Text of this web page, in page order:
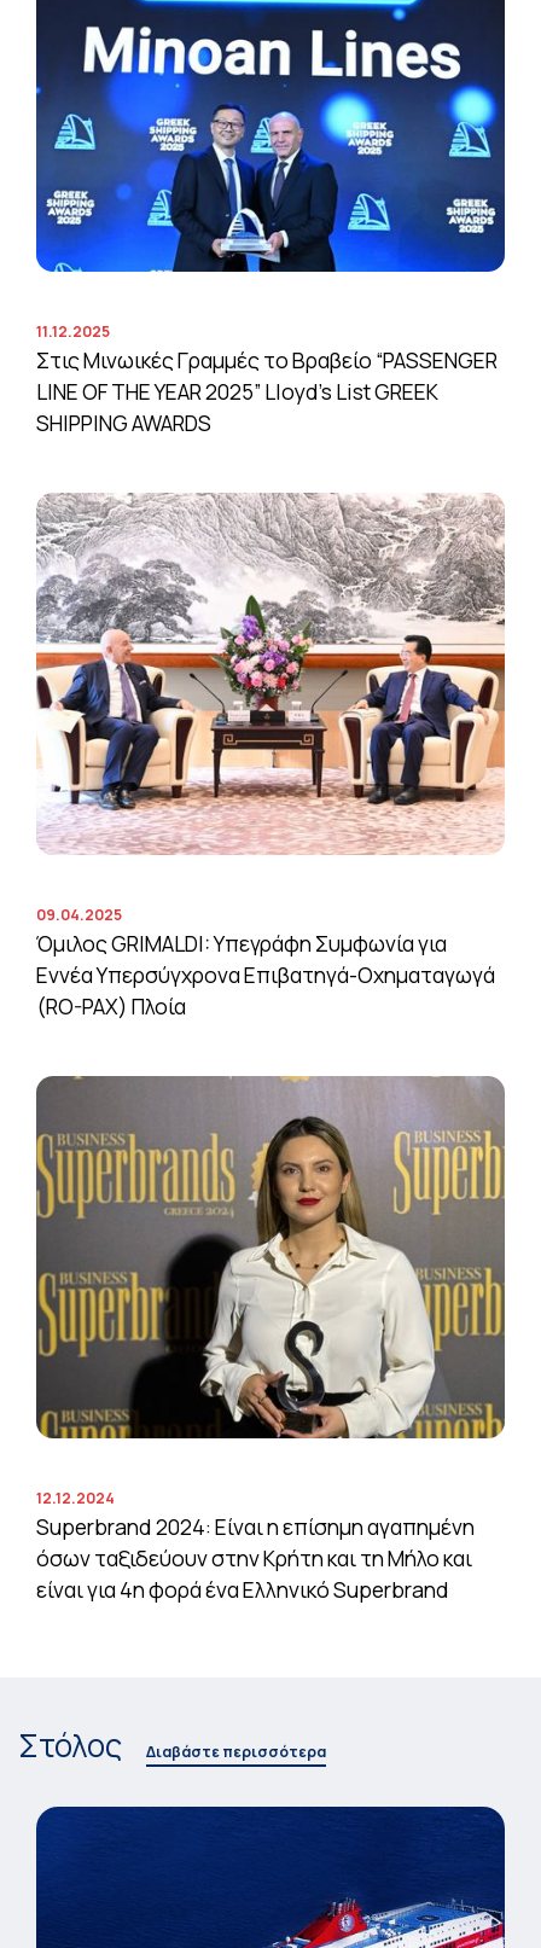
11.12.2025
Στις Μινωικές Γραμμές το Βραβείο “PASSENGER
LINE OF THE YEAR 2025” Lloyd’s List GREEK
SHIPPING AWARDS
09.04.2025
Όμιλος GRIMALDI: Υπεγράφη Συμφωνία για
Εννέα Υπερσύγχρονα Επιβατηγά-Οχηματαγωγά
(RO-PAX) Πλοία
12.12.2024
Superbrand 2024: Είναι η επίσημη αγαπημένη
όσων ταξιδεύουν στην Κρήτη και τη Μήλο και
είναι για 4η φορά ένα Ελληνικό Superbrand
Στόλος Διαβάστε περισσότερα